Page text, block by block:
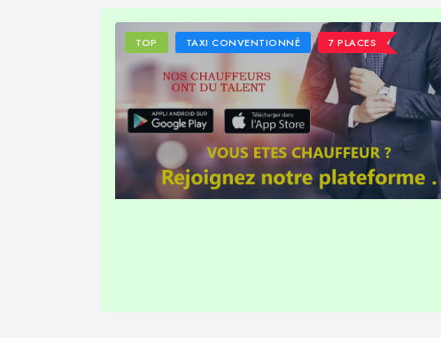
TOP TAXI CONVENTIONNÉ 7 PLACES